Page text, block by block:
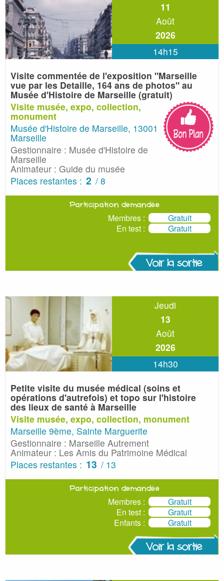
11
Août
2026
14h15
Visite commentée de l'exposition "Marseille
vue par les Detaille, 164 ans de photos" au
Musée d'Histoire de Marseille (gratuit)
Visite musée, expo, collection,
monument
Musée d'Histoire de Marseille, 13001
Marseille
Gestionnaire : Musée d'Histoire de
Marseille
Animateur : Guide du musée
Places restantes : 2 / 8
Participation demandée
Membres :
Gratuit
En test :
Gratuit
Voir la sortie
Jeudi
13
Août
2026
14h30
Petite visite du musée médical (soins et
opérations d'autrefois) et topo sur l'histoire
des lieux de santé à Marseille
Visite musée, expo, collection, monument
Marseille 9ème, Sainte Marguerite
Gestionnaire : Marseille Autrement
Animateur : Les Amis du Patrimoine Médical
Places restantes : 13 / 13
Participation demandée
Membres :
Gratuit
En test :
Gratuit
Enfants :
Gratuit
Voir la sortie